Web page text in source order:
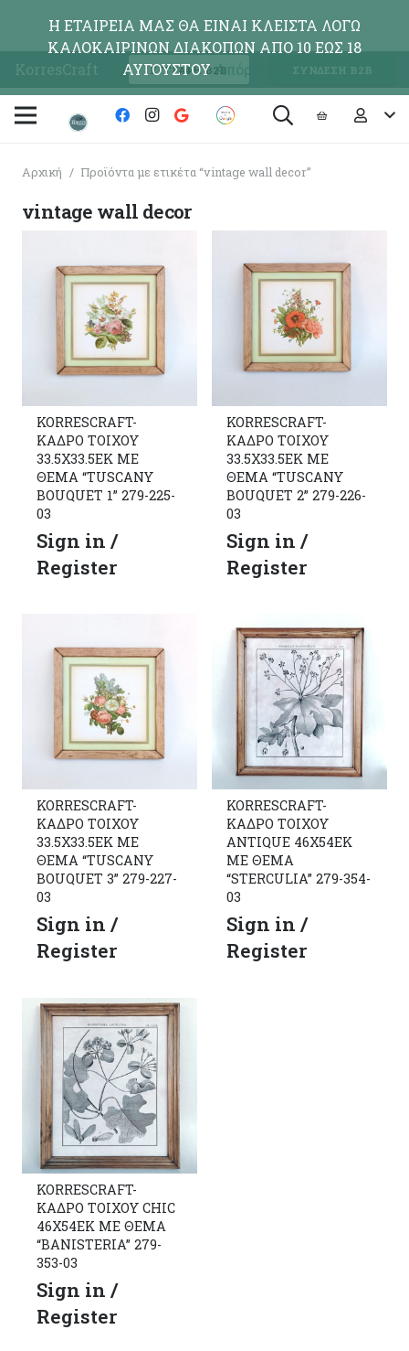
KorresCraft ΕΓΓΡΑΦΗ Β2Β ΣΥΝΔΕΣΗ Β2Β
Αρχική / Προϊόντα με ετικέτα “vintage wall decor”
vintage wall decor
KORRESCRAFT-
ΚΑΔΡΟ ΤΟΙΧΟΥ
33.5Χ33.5ΕΚ ΜΕ
ΘΕΜΑ “TUSCANY
BOUQUET 1” 279-225-
03
Sign in /
Register
KORRESCRAFT-
ΚΑΔΡΟ ΤΟΙΧΟΥ
33.5Χ33.5ΕΚ ΜΕ
ΘΕΜΑ “TUSCANY
BOUQUET 2” 279-226-
03
Sign in /
Register
KORRESCRAFT-
ΚΑΔΡΟ ΤΟΙΧΟΥ
33.5Χ33.5ΕΚ ΜΕ
ΘΕΜΑ “TUSCANY
BOUQUET 3” 279-227-
03
Sign in /
Register
KORRESCRAFT-
ΚΑΔΡΟ ΤΟΙΧΟΥ
ANTIQUE 46Χ54ΕΚ
ΜΕ ΘΕΜΑ
“STERCULIA” 279-354-
03
Sign in /
Register
KORRESCRAFT-
ΚΑΔΡΟ ΤΟΙΧΟΥ CHIC
46Χ54ΕΚ ΜΕ ΘΕΜΑ
“BANISTERIA” 279-
353-03
Sign in /
Register
Η ΕΤΑΙΡΕΙΑ ΜΑΣ ΘΑ ΕΙΝΑΙ ΚΛΕΙΣΤΑ ΛΟΓΩ
ΚΑΛΟΚΑΙΡΙΝΩΝ ΔΙΑΚΟΠΩΝ ΑΠΟ 10 ΕΩΣ 18
ΑΥΓΟΥΣΤΟΥΑπόρριψη